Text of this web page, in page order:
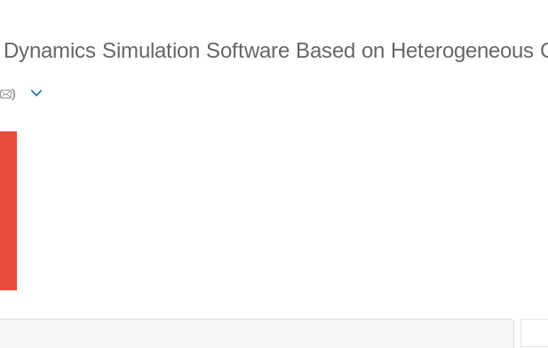
Simulation Software Based on Heterogeneous
)